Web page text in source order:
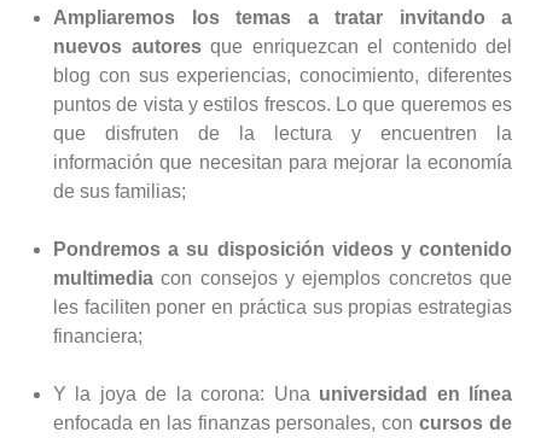
Ampliaremos los temas a tratar invitando a
nuevos autoresque enriquezcan el contenido del
blog con sus experiencias, conocimiento, diferentes
puntos de vista y estilos frescos. Lo que queremos es
que disfruten de la lectura y encuentren la
información que necesitan para mejorar la economía
de sus familias;
Pondremos a su disposición videos y contenido
multimedia con consejos y ejemplos concretos que
les faciliten poner en práctica sus propias estrategias
financiera;
Y la joya de la corona: Una universidad en línea
enfocada en las finanzas personales, concursos de